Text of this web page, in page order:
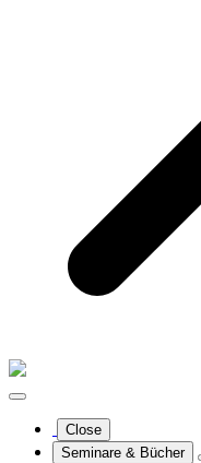
Close
Seminare & Bücher